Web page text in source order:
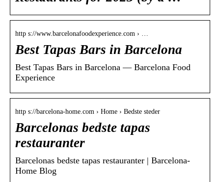
http s://www.barcelonafoodexperience.com › …
Best Tapas Bars in Barcelona
Best Tapas Bars in Barcelona — Barcelona Food
Experience
http s://barcelona-home.com › Home › Bedste steder
Barcelonas bedste tapas
restauranter
Barcelonas bedste tapas restauranter | Barcelona-
Home Blog